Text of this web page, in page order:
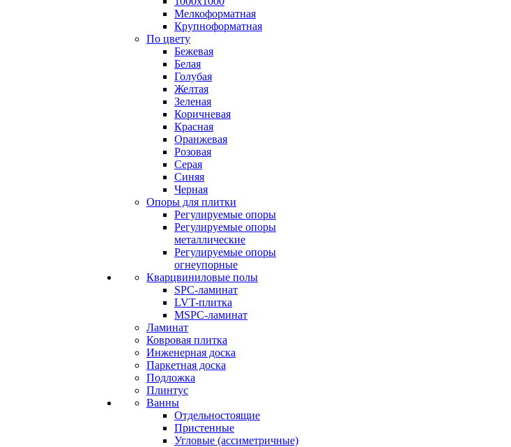
Мелкоформатная
Крупноформатная
По цвету
Бежевая
Белая
Голубая
Желтая
Зеленая
Коричневая
Красная
Оранжевая
Розовая
Серая
Синяя
Черная
Опоры для плитки
Регулируемые опоры
Регулируемые опоры
металлические
Регулируемые опоры
огнеупорные
Кварцвиниловые полы
SPC-ламинат
LVT-плитка
MSPC-ламинат
Ламинат
Ковровая плитка
Инженерная доска
Паркетная доска
Подложка
Плинтус
Ванны
Отдельностоящие
Пристенные
Угловые (ассиметричные)